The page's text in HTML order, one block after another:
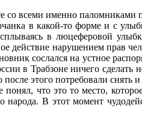
со всеми именно
в какой-то форме и с
в люцеферовой
действие нарушением прав
сослался на устное
в Трабзоне ничего сделать
этого потребовали снять
что это то место,
В этот момент